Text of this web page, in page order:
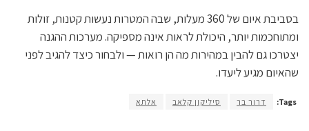
בסביבת איום של 360 מעלות, שבה המטרות נעשות קטנות, זולות
ומתוחכמות יותר, היכולת לראות אינה מספיקה. מערכות ההגנה
יצטרכו גם להבין במהירות מה הן רואות — ולבחור כיצד להגיב לפני
שהאיום מגיע ליעדו.
Tags: דרור בר סיליקון קלאב אלתא